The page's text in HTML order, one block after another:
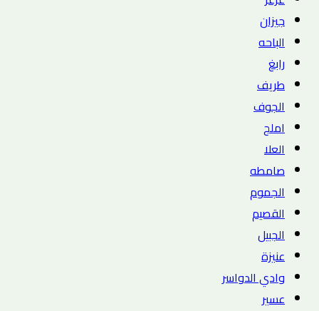
جيزان
الباحه
رابغ
طريف
الجوف
املج
العلا
صامطه
الجموم
القصيم
الجبيل
عنيزة
وادي الدواسر
عسير